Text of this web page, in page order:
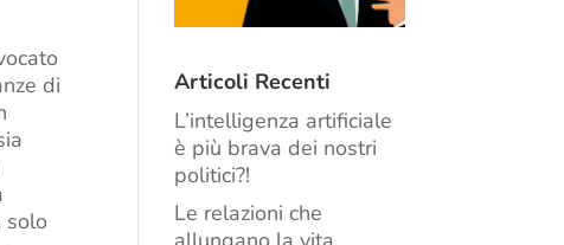
di
solo
Articoli Recenti
L’intelligenza artificiale
è più brava dei nostri
politici?!
Le relazioni che